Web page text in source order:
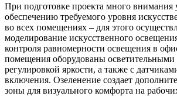
При подготовке проекта много внимания
обеспечению требуемого уровня
во всех помещениях – для этого
моделирование искусственного
контроля равномерности освещения в
помещения оборудованы
регулировкой яркости, а также с
включения. Озеленение создает
зоны для визуального комфорта на